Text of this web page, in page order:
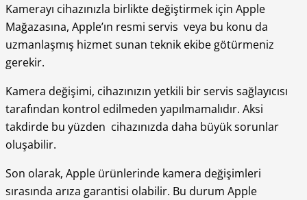
Kamerayı cihazınızla birlikte değiştirmek için Apple
Mağazasına, Apple’ın resmi servis veya bu konu da
uzmanlaşmış hizmet sunan teknik ekibe götürmeniz
gerekir.
Kamera değişimi, cihazınızın yetkili bir servis sağlayıcısı
tarafından kontrol edilmeden yapılmamalıdır. Aksi
takdirde bu yüzden cihazınızda daha büyük sorunlar
oluşabilir.
Son olarak, Apple ürünlerinde kamera değişimleri
sırasında arıza garantisi olabilir. Bu durum Apple